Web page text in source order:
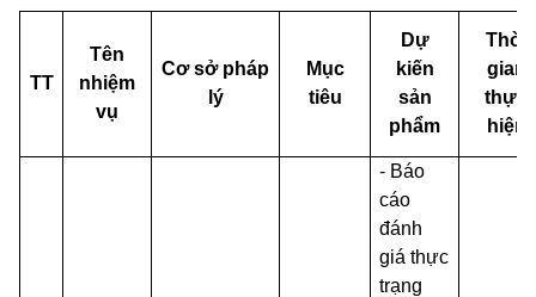
TT
Tên
nhiệm
vụ
Cơ sở pháp
lý
Mục
tiêu
Dự
kiến
sản
phẩm
Thời
gian
thực
hiện
- Báo
cáo
đánh
giá thực
trạng